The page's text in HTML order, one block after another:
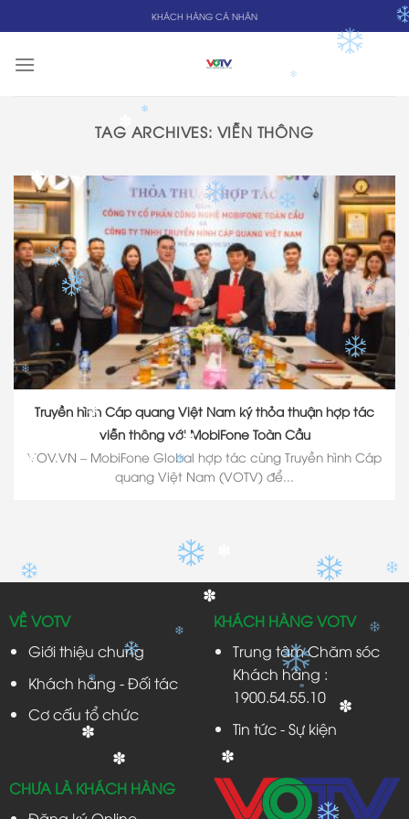
to
content
KHÁCH HÀNG CÁ NHÂN
TAG ARCHIVES: VIỄN THÔNG
Truyền hình Cáp quang Việt Nam ký thỏa thuận hợp tác
viễn thông với MobiFone Toàn Cầu
VOV.VN – MobiFone Global hợp tác cùng Truyền hình Cáp
quang Việt Nam (VOTV) để...
VỀ VOTV
Giới thiệu chung
Khách hàng - Đối tác
Cơ cấu tổ chức
KHÁCH HÀNG VOTV
Trung tâm Chăm sóc
Khách hàng :
1900.54.55.10
Tin tức - Sự kiện
CHƯA LÀ KHÁCH HÀNG
✽
✽
✽
✽
✽
✽
✽
✽
✽